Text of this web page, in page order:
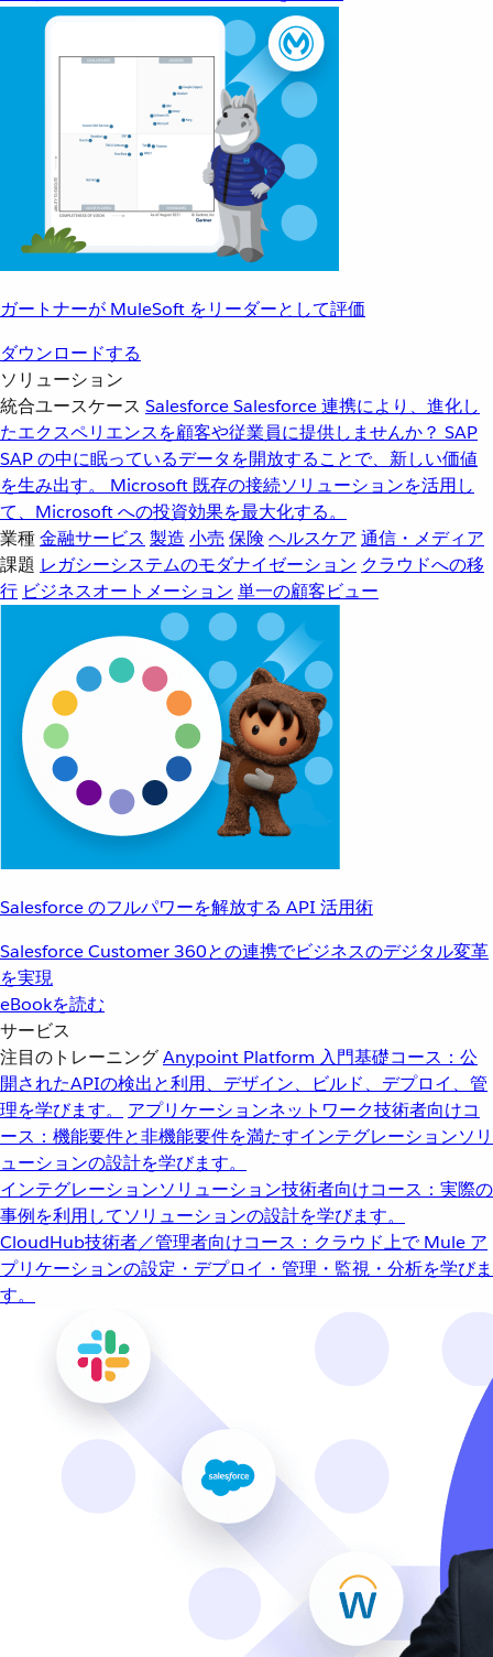
ガートナーが MuleSoft をリーダーとして評価
ダウンロードする
ソリューション
統合ユースケース SalesforceSalesforce 連携により、進化し
たエクスペリエンスを顧客や従業員に提供しませんか？ SAP
SAP の中に眠っているデータを開放することで、新しい価値
を生み出す。
Microsoft 既存の接続ソリューションを活用し
て、Microsoft への投資効果を最大化する。
業種金融サービス 製造 小売 保険 ヘルスケア 通信・メディア
課題 レガシーシステムのモダナイゼーション クラウドへの移
行 ビジネスオートメーション 単一の顧客ビュー
Salesforce のフルパワーを解放する API 活用術
Salesforce Customer 360との連携でビジネスのデジタル変革
を実現
eBookを読む
サービス
注目のトレーニングAnypoint Platform 入門基礎コース：公
開されたAPIの検出と利用、デザイン、ビルド、デプロイ、管
理を学びます。
アプリケーションネットワーク技術者向けコ
ース：機能要件と非機能要件を満たすインテグレーションソリ
ューションの設計を学びます。
インテグレーションソリューション技術者向けコース：実際の
事例を利用してソリューションの設計を学びます。
CloudHub技術者／管理者向けコース：クラウド上で Mule ア
プリケーションの設定・デプロイ・管理・監視・分析を学びま
す。